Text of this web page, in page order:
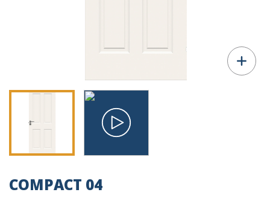
COMPACT 04